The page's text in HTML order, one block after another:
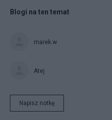
Blogi na ten temat
marek.w
Atej
Napisz notkę